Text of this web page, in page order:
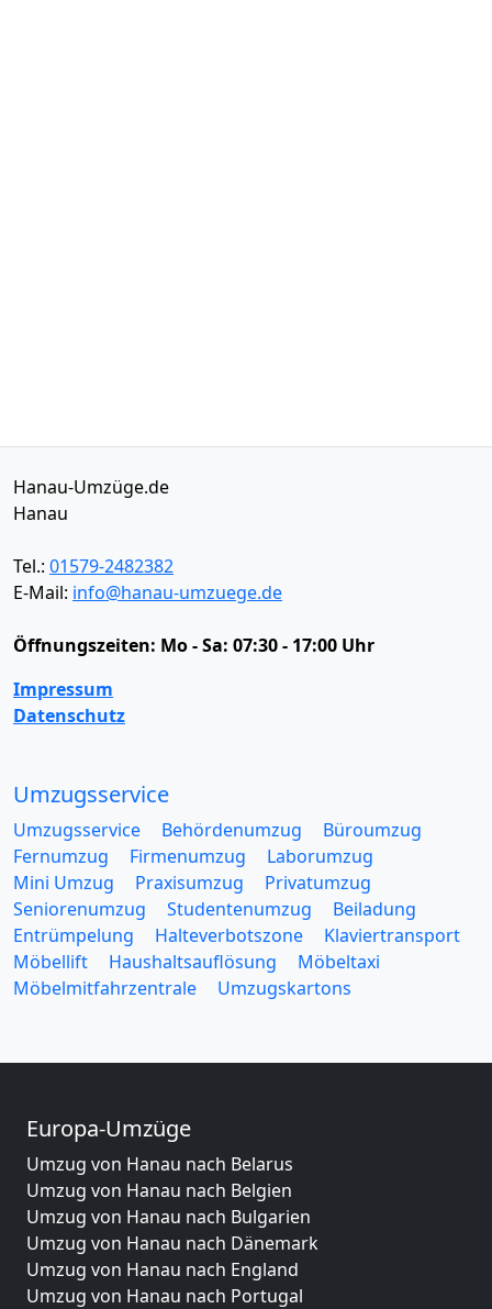
Hanau-Umzüge.de
Hanau
Tel.: 01579-2482382
E-Mail: info@hanau-umzuege.de
Öffnungszeiten: Mo - Sa: 07:30 - 17:00 Uhr
Impressum
Datenschutz
Umzugsservice
Umzugsservice Behördenumzug
Büroumzug
Fernumzug
Firmenumzug
Laborumzug
Mini Umzug
Praxisumzug
Privatumzug
Seniorenumzug
Studentenumzug
Beiladung
Entrümpelung
Halteverbotszone
Klaviertransport
Möbellift
Haushaltsauflösung
Möbeltaxi
Möbelmitfahrzentrale
Umzugskartons
Europa-Umzüge
Umzug von Hanau nach Belarus
Umzug von Hanau nach Belgien
Umzug von Hanau nach Bulgarien
Umzug von Hanau nach Dänemark
Umzug von Hanau nach England
Umzug von Hanau nach Portugal